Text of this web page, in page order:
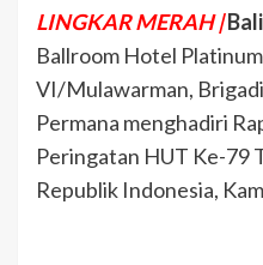
LINGKAR MERAH |
Ballroom Hotel
VI/Mulawarman,
Permana menghadiri
Peringatan HUT Ke-79
Republik Indonesia,